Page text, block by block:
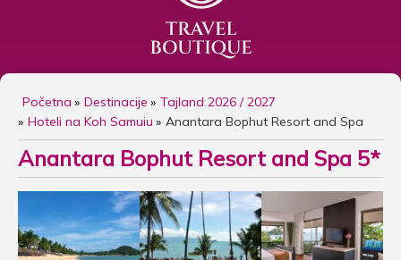
Početna Destinacije
Tajland 2026 / 2027
Hoteli na Koh Samuiu
Anantara Bophut Resort and Spa
Anantara Bophut Resort and Spa 5*